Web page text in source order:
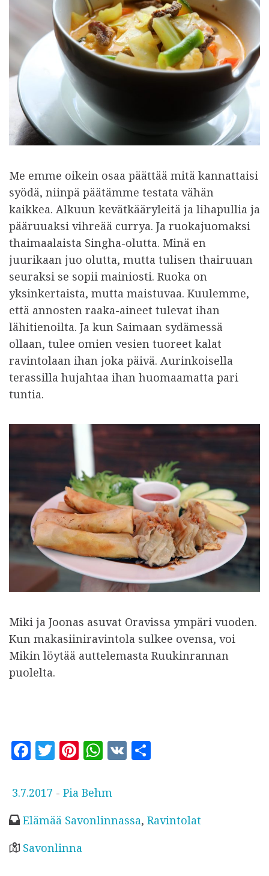
Me emme oikein osaa päättää mitä kannattaisi
syödä, niinpä päätämme testata vähän
kaikkea. Alkuun kevätkääryleitä ja lihapullia ja
pääruuaksi vihreää currya. Ja ruokajuomaksi
thaimaalaista Singha-olutta. Minä en
juurikaan juo olutta, mutta tulisen thairuuan
seuraksi se sopii mainiosti. Ruoka on
yksinkertaista, mutta maistuvaa. Kuulemme,
että annosten raaka-aineet tulevat ihan
lähitienoilta. Ja kun Saimaan sydämessä
ollaan, tulee omien vesien tuoreet kalat
ravintolaan ihan joka päivä. Aurinkoisella
terassilla hujahtaa ihan huomaamatta pari
tuntia.
Miki ja Joonas asuvat Oravissa ympäri vuoden.
Kun makasiiniravintola sulkee ovensa, voi
Mikin löytää auttelemasta Ruukinrannan
puolelta.
F
c
b
o
T
it
r
Pi
te
es
t
W
at
A
V
e
J
l
k
3.7.2017 - Pia Behm
Elämää Savonlinnassa, Ravintolat
Savonlinna